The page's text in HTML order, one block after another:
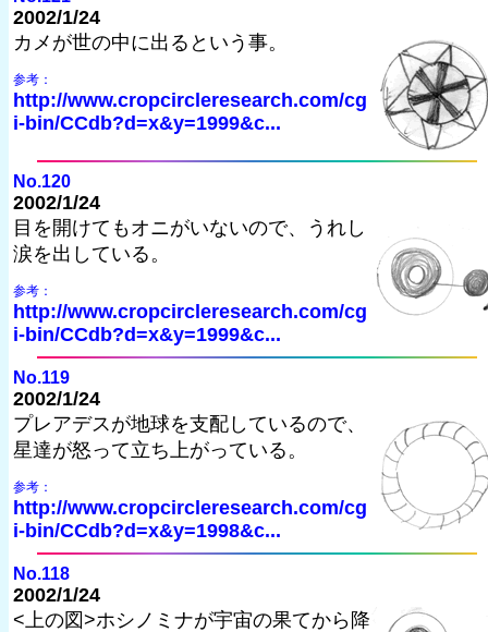
2002/1/24
カメが世の中に出るという事。
参考：
http://www.cropcircleresearch.com/cg
i-bin/CCdb?d=x&y=1999&c...
No.120
2002/1/24
目を開けてもオニがいないので、うれし
涙を出している。
参考：
http://www.cropcircleresearch.com/cg
i-bin/CCdb?d=x&y=1999&c...
No.119
2002/1/24
プレアデスが地球を支配しているので、
星達が怒って立ち上がっている。
参考：
http://www.cropcircleresearch.com/cg
i-bin/CCdb?d=x&y=1998&c...
No.118
2002/1/24
<上の図>ホシノミナが宇宙の果てから降